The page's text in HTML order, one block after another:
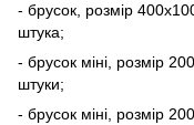
- брусок, розмір
штука;
- брусок міні, розмір
штуки;
- брусок міні, розмір